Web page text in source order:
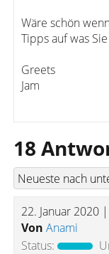
Wäre schön
Tipps auf was
Greets
Jam
18
22. Januar 2020
Von Anami
Status: